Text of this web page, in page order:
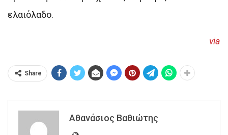
ελαιόλαδο.
via
Share
Αθανάσιος Βαθιώτης